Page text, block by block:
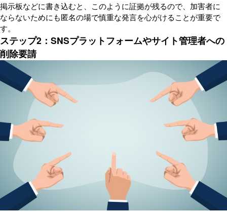
掲示板などに書き込むと、このように証拠が残るので、加害者に
ならないためにも匿名の場で慎重な発言を心がけることが重要で
す。
ステップ2：SNSプラットフォームやサイト管理者への
削除要請